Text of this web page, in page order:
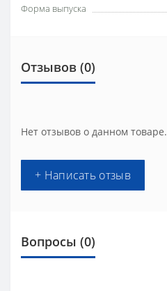
Форма выпуска
Отзывов (0)
Нет отзывов о данном товаре.
+ Написать отзыв
Вопросы (0)